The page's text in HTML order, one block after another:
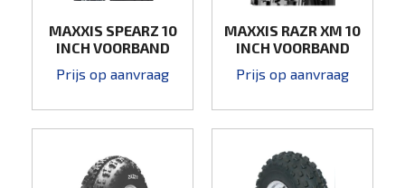
MAXXIS SPEARZ 10
INCH VOORBAND
Prijs op aanvraag
MAXXIS RAZR XM 10
INCH VOORBAND
Prijs op aanvraag